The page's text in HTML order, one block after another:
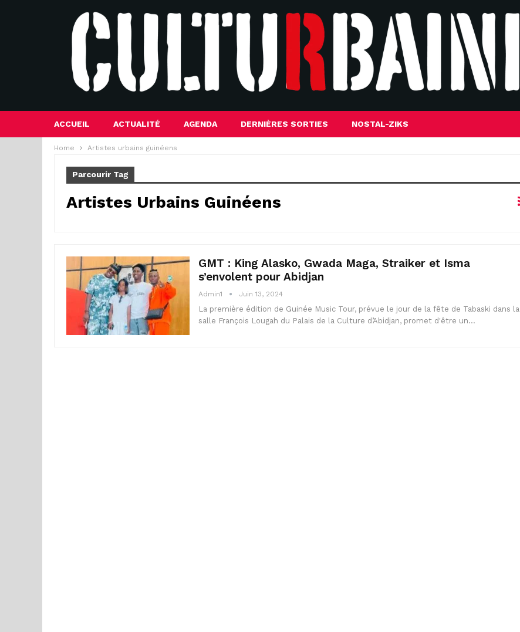
ACCUEIL ACTUALITÉ AGENDA DERNIÈRES SORTIES NOSTAL-ZIKS
Home Artistes urbains guinéens
Parcourir Tag
Artistes Urbains Guinéens
GMT : King Alasko, Gwada Maga, Straiker et Isma
s’envolent pour Abidjan
Admin1 Juin 13, 2024
La première édition de Guinée Music Tour, prévue le jour de la fête de Tabaski dans la
salle François Lougah du Palais de la Culture d’Abidjan, promet d'être un…